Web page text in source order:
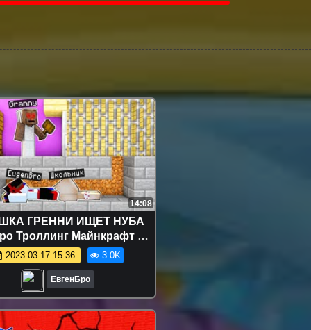
14:08
ГРЕННИ ИЩЕТ НУБА
Троллинг Майнкрафт ПЕ
- Как убежать от Granny
minecraft
2023-03-17 15:36 3.0K
ЕвгенБро